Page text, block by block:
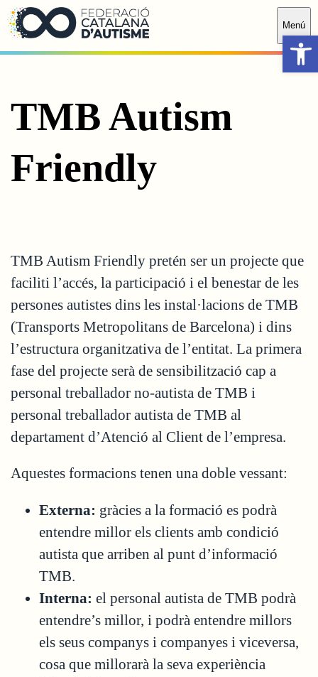
Saltar al contingut principal
Menú
TMB Autism
Friendly
TMB Autism Friendly pretén ser un projecte que
faciliti l’accés, la participació i el benestar de les
persones autistes dins les instal·lacions de TMB
(Transports Metropolitans de Barcelona) i dins
l’estructura organitzativa de l’entitat. La primera
fase del projecte serà de sensibilització cap a
personal treballador no-autista de TMB i
personal treballador autista de TMB al
departament d’Atenció al Client de l’empresa.
Aquestes formacions tenen una doble vessant:
Externa: gràcies a la formació es podrà
entendre millor els clients amb condició
autista que arriben al punt d’informació
TMB.
Interna: el personal autista de TMB podrà
entendre’s millor, i podrà entendre millors
els seus companys i companyes i viceversa,
cosa que millorarà la seva experiència